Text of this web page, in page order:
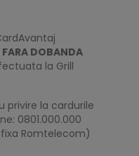
DOBANDA
la Grill
privire la cardurile
0801.000.000
Romtelecom)